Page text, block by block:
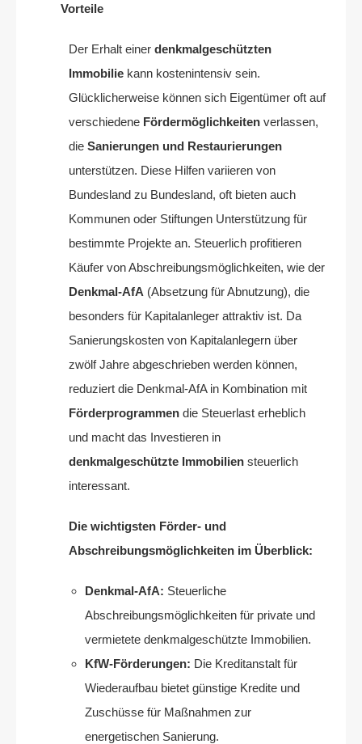
Vorteile
Der Erhalt einer denkmalgeschützten
Immobilie kann kostenintensiv sein.
Glücklicherweise können sich Eigentümer oft auf
verschiedene Fördermöglichkeiten verlassen,
die Sanierungen und Restaurierungen
unterstützen. Diese Hilfen variieren von
Bundesland zu Bundesland, oft bieten auch
Kommunen oder Stiftungen Unterstützung für
bestimmte Projekte an. Steuerlich profitieren
Käufer von Abschreibungsmöglichkeiten, wie der
Denkmal-AfA (Absetzung für Abnutzung), die
besonders für Kapitalanleger attraktiv ist. Da
Sanierungskosten von Kapitalanlegern über
zwölf Jahre abgeschrieben werden können,
reduziert die Denkmal-AfA in Kombination mit
Förderprogrammen die Steuerlast erheblich
und macht das Investieren in
denkmalgeschützte Immobilien steuerlich
interessant.
Die wichtigsten Förder- und
Abschreibungsmöglichkeiten im Überblick:
Denkmal-AfA: Steuerliche
Abschreibungsmöglichkeiten für private und
vermietete denkmalgeschützte Immobilien.
KfW-Förderungen: Die Kreditanstalt für
Wiederaufbau bietet günstige Kredite und
Zuschüsse für Maßnahmen zur
energetischen Sanierung.